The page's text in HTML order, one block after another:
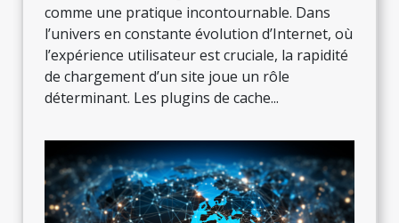
comme une pratique incontournable. Dans
l’univers en constante évolution d’Internet, où
l’expérience utilisateur est cruciale, la rapidité
de chargement d’un site joue un rôle
déterminant. Les plugins de cache...